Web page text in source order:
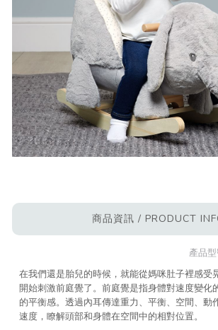
商品資訊 / PRODUCT
產品型
在我們還是胎兒的時候，就能從媽咪肚子裡感受
開始刺激前庭覺了。前庭覺是指身體對速度變化
的平衡感。透過內耳傳達重力、平衡、空間、動
速度，瞭解頭部和身體在空間中的相對位置。